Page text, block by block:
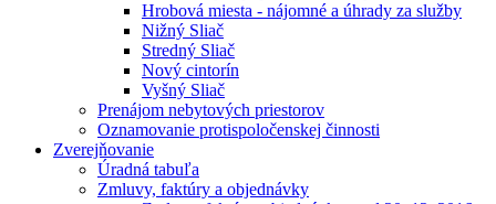
Hrobová miesta - nájomné a úhrady za služby
Nižný Sliač
Stredný Sliač
Nový cintorín
Vyšný Sliač
Prenájom nebytových priestorov
Oznamovanie protispoločenskej činnosti
Zverejňovanie
Úradná tabuľa
Zmluvy, faktúry a objednávky